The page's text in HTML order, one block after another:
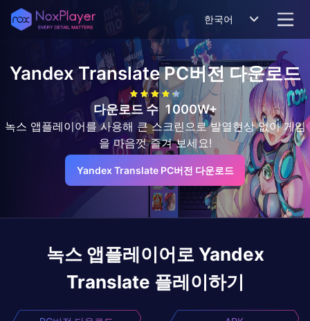
한국어
Yandex TranslatePC버전 다운로드
다운로드 수 1000W+
녹스 앱플레이어를 사용해 큰 스크린으로 발열현상 없이 게임
을 마음껏 즐겨 보세요!
Yandex Translate PC버전 다운로드
녹스 앱플레이어로 Yandex
Translate 플레이하기